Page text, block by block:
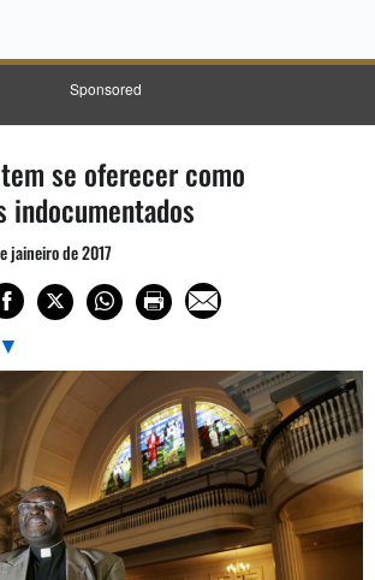
Sponsored
se oferecer como
indocumentados
jaineiro de 2017
▼